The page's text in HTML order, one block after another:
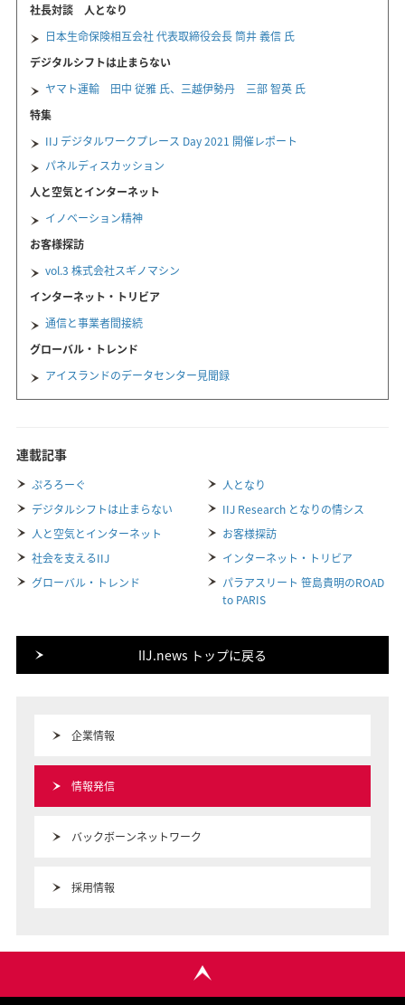
社長対談 人となり
日本生命保険相互会社 代表取締役会長 筒井 義信 氏
デジタルシフトは止まらない
ヤマト運輸 田中 従雅 氏、三越伊勢丹 三部 智英 氏
特集
IIJ デジタルワークプレース Day 2021 開催レポート
パネルディスカッション
人と空気とインターネット
イノベーション精神
お客様探訪
vol.3 株式会社スギノマシン
インターネット・トリビア
通信と事業者間接続
グローバル・トレンド
アイスランドのデータセンター見聞録
連載記事
ぷろろーぐ
人となり
デジタルシフトは止まらない
IIJ Research となりの情シス
人と空気とインターネット
お客様探訪
社会を支えるIIJ
インターネット・トリビア
グローバル・トレンド
パラアスリート 笹島貴明のROAD
to PARIS
IIJ.news トップに戻る
企業情報
情報発信
バックボーンネットワーク
採用情報